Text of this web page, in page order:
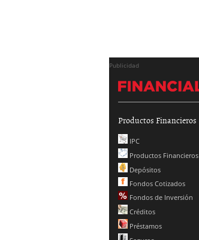
Publicidad
Productos Financieros
IPC
Productos Financieros
Depósitos
Fondos Cotizados
Fondos de Inversión
Créditos
Préstamos